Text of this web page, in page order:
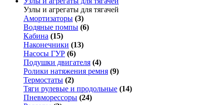
Узлы и агрегаты для тягачей
Амортизаторы (3)
Водяные помпы (6)
Кабина (15)
Наконечники (13)
Насосы ГУР (6)
Подушки двигателя (4)
Ролики натяжения ремня (9)
Термостаты (2)
Тяги рулевые и продольные (14)
Пневморессоры (24)